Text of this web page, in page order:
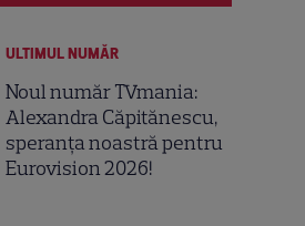
ULTIMUL NUMĂR
Noul număr TVmania:
Alexandra Căpitănescu,
speranța noastră pentru
Eurovision 2026!